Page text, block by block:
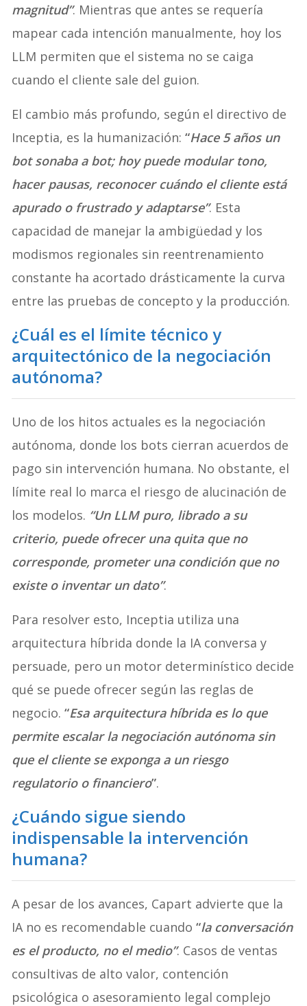
magnitud”. Mientras que antes se requería
mapear cada intención manualmente, hoy los
LLM permiten que el sistema no se caiga
cuando el cliente sale del guion.
El cambio más profundo, según el directivo de
Inceptia, es la humanización:“Hace 5 años un
bot sonaba a bot; hoy puede modular tono,
hacer pausas, reconocer cuándo el cliente está
apurado o frustrado y adaptarse”. Esta
capacidad de manejar la ambigüedad y los
modismos regionales sin reentrenamiento
constante ha acortado drásticamente la curva
entre las pruebas de concepto y la producción.
¿Cuál es el límite técnico y
arquitectónico de la negociación
autónoma?
Uno de los hitos actuales es la negociación
autónoma, donde los bots cierran acuerdos de
pago sin intervención humana. No obstante, el
límite real lo marca el riesgo de alucinación de
los modelos. “Un LLM puro, librado a su
criterio, puede ofrecer una quita que no
corresponde, prometer una condición que no
existe o inventar un dato”.
Para resolver esto, Inceptia utiliza una
arquitectura híbrida donde la IA conversa y
persuade, pero un motor determinístico decide
qué se puede ofrecer según las reglas de
negocio.“Esa arquitectura híbrida es lo que
permite escalar la negociación autónoma sin
que el cliente se exponga a un riesgo
regulatorio o financiero”.
¿Cuándo sigue siendo
indispensable la intervención
humana?
A pesar de los avances, Capart advierte que la
IA no es recomendable cuando“la conversación
es el producto, no el medio”. Casos de ventas
consultivas de alto valor, contención
psicológica o asesoramiento legal complejo